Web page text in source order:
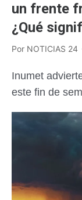
un frente
¿Qué
Por NOTICIAS 24
Inumet
este fin de